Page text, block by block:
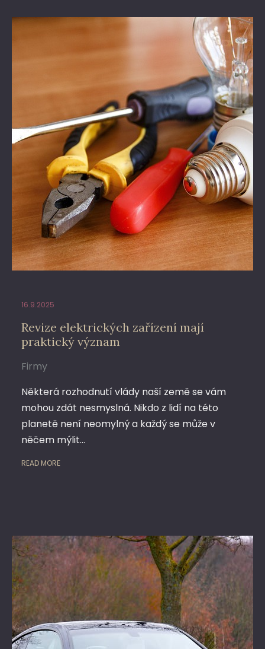
16.9.2025
Revize elektrických zařízení mají
praktický význam
Firmy
Některá rozhodnutí vlády naší země se vám
mohou zdát nesmyslná. Nikdo z lidí na této
planetě není neomylný a každý se může v
něčem mýlit…
READ MORE